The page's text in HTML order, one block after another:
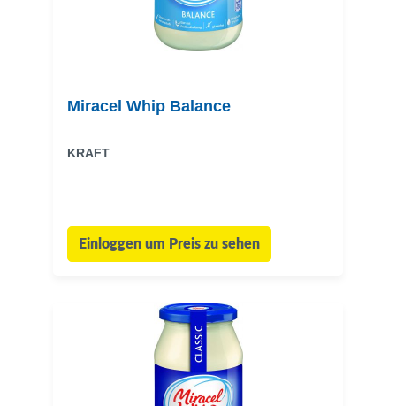
Miracel Whip Balance
KRAFT
Einloggen um Preis zu sehen